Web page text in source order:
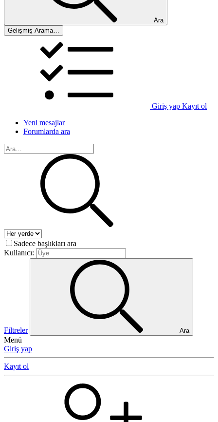
Ara
Gelişmiş Arama…
Giriş yap Kayıt ol
Yeni mesajlar
Forumlarda ara
Sadece başlıkları ara
Kullanıcı:
Filtreler Ara
Menü
Giriş yap
Kayıt ol